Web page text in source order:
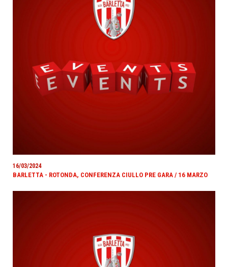
16/03/2024
BARLETTA - ROTONDA, CONFERENZA CIULLO PRE GARA / 16 MARZO